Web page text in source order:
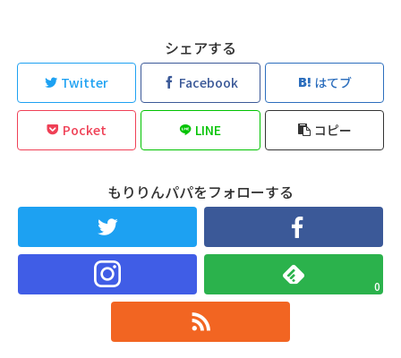
シェアする
Twitter Facebook はてブ
Pocket LINE コピー
もりりんパパをフォローする
0